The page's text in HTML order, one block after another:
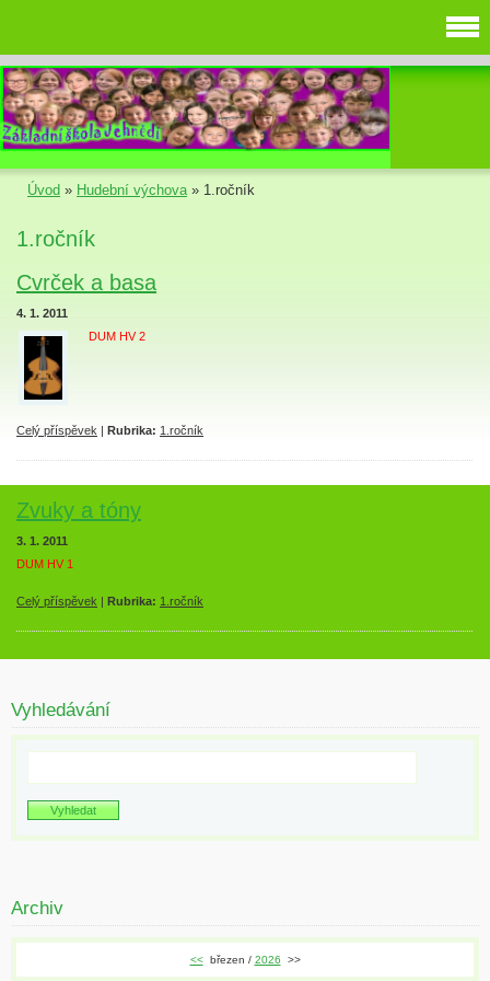
Úvod » Hudební výchova» 1.ročník
1.ročník
Cvrček a basa
4. 1. 2011
DUM HV 2
Celý příspěvek | Rubrika: 1.ročník
Zvuky a tóny
3. 1. 2011
DUM HV 1
Celý příspěvek | Rubrika: 1.ročník
Vyhledávání
Archiv
<< březen / 2026 >>